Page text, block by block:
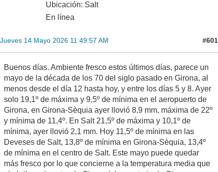
Ubicación: Salt
En línea
Jueves 14 Mayo 2026 11:49:57 AM #601
Buenos días. Ambiente fresco estos últimos días, parece un
mayo de la década de los 70 del siglo pasado en Girona, al
menos desde el día 12 hasta hoy, y entre los días 5 y 8. Ayer
solo 19,1º de máxima y 9,5º de mínima en el aeropuerto de
Girona, en Girona-Sèquia ayer llovió 8,9 mm, máxima de 22º
y mínima de 11,4º. En Salt 21,5º de máxima y 10,1º de
mínima, ayer llovió 2,1 mm. Hoy 11,5º de mínima en las
Deveses de Salt, 13,8º de mínima en Girona-Sèquia, 13,4º
de mínima en el centro de Salt. Este mayo puede quedar
más fresco por lo que concierne a la temperatura media que